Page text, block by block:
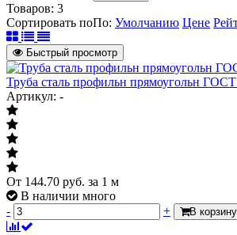
Товаров: 3
Сортировать поПо: Умолчанию Цене
Быстрый просмотр
Труба сталь профильн прямоугольн
Артикул: -
От 144.70 руб. за 1 м
В наличии много
-
+ В корзину